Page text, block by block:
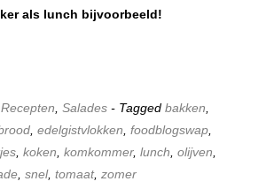
als lunch bijvoorbeeld!
Recepten Salades - Tagged bakken
edelgistvlokken foodblogswap
koken komkommer, lunch olijven
snel, tomaat, zomer